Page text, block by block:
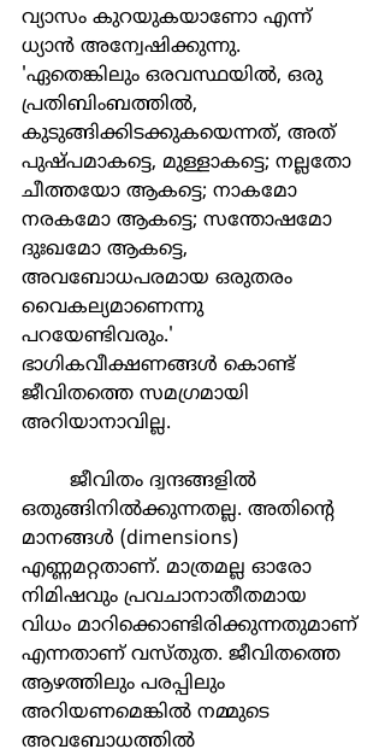
വ്യാസം കുറയുകയാണോ എന്ന്
ധ്യാന്‍ അന്വേഷിക്കുന്നു.
'ഏതെങ്കിലും ഒരവസ്ഥയില്‍, ഒരു
പ്രതിബിംബത്തില്‍,
കുടുങ്ങിക്കിടക്കുകയെന്നത്, അത്
പുഷ്പമാകട്ടെ, മുള്ളാകട്ടെ; നല്ലതോ
ചീത്തയോ ആകട്ടെ; നാകമോ
നരകമോ ആകട്ടെ; സന്തോഷമോ
ദുഃഖമോ ആകട്ടെ,
അവബോധപരമായ ഒരുതരം
വൈകല്യമാണെന്നു
പറയേണ്ടിവരും.'
ഭാഗികവീക്ഷണങ്ങള്‍ കൊണ്ട്
ജീവിതത്തെ സമഗ്രമായി
അറിയാനാവില്ല.
ഒതുങ്ങിനില്‍ക്കുന്നതല്ല. അതിന്‍റെ
മാനങ്ങള്‍ (dimensions)
എണ്ണമറ്റതാണ്. മാത്രമല്ല ഓരോ
നിമിഷവും പ്രവചാനാതീതമായ
വിധം മാറിക്കൊണ്ടിരിക്കുന്നതുമാണ്
എന്നതാണ് വസ്തുത. ജീവിതത്തെ
ആഴത്തിലും പരപ്പിലും
അറിയണമെങ്കില്‍ നമ്മുടെ
അവബോധത്തില്‍